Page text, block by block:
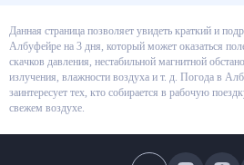
Данная страница позволяет увидеть
погоды в Албуфейре на 3 дня, который
людей, зависимых от скачков давления,
обстановки, сильного ультрафиолетового
и т. д. Погода в Албуфейре, Португалия на 3
собирается в рабочую поездку, отпуск,